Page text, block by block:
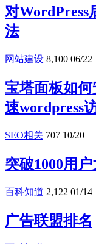
对WordPress
法
网站建设 8,100 06/22
宝塔面板如
速wordpress
SEO相关 707 10/20
突破1000用
百科知道 2,122 01/14
广告联盟排名